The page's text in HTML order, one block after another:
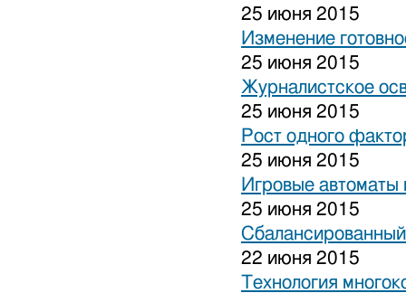
25 июня 2015
Изменение
25 июня 2015
Журналистское
25 июня 2015
Рост одного
25 июня 2015
Игровые
25 июня 2015
22 июня 2015
Технология